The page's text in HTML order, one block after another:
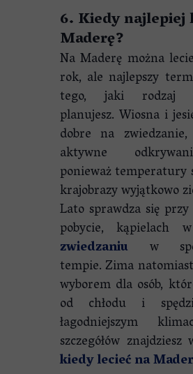
6. Kiedy najlepiej
Maderę?
Na Maderę można
rok, ale najlepszy
tego, jaki rodzaj
planujesz. Wiosna i
dobre na
aktywne
ponieważ temperatury
krajobrazy wyjątkowo
Lato sprawdza się
pobycie, kąpielach
zwiedzaniu w
tempie. Zima
wyborem dla osób,
od chłodu i
łagodniejszym
szczegółów
kiedy lecieć na